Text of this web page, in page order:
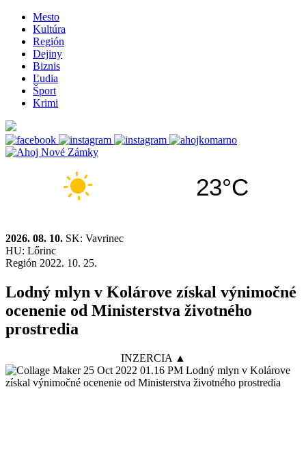
Mesto
Kultúra
Región
Dejiny
Biznis
Ľudia
Šport
Krimi
23°C
2026. 08. 10. SK: Vavrinec
HU: Lőrinc
Región 2022. 10. 25.
Lodný mlyn v Kolárove získal výnimočné
ocenenie od Ministerstva životného
prostredia
INZERCIA ▲